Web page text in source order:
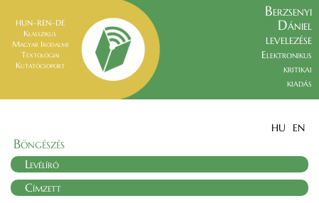
HUN–REN–DE
Klasszikus
Magyar Irodalmi
Textológiai
Kutatócsoport
Berzsenyi
Dániel
levelezése
Elektronikus
kritikai
kiadás
HU EN
Böngészés
Levélíró
Címzett